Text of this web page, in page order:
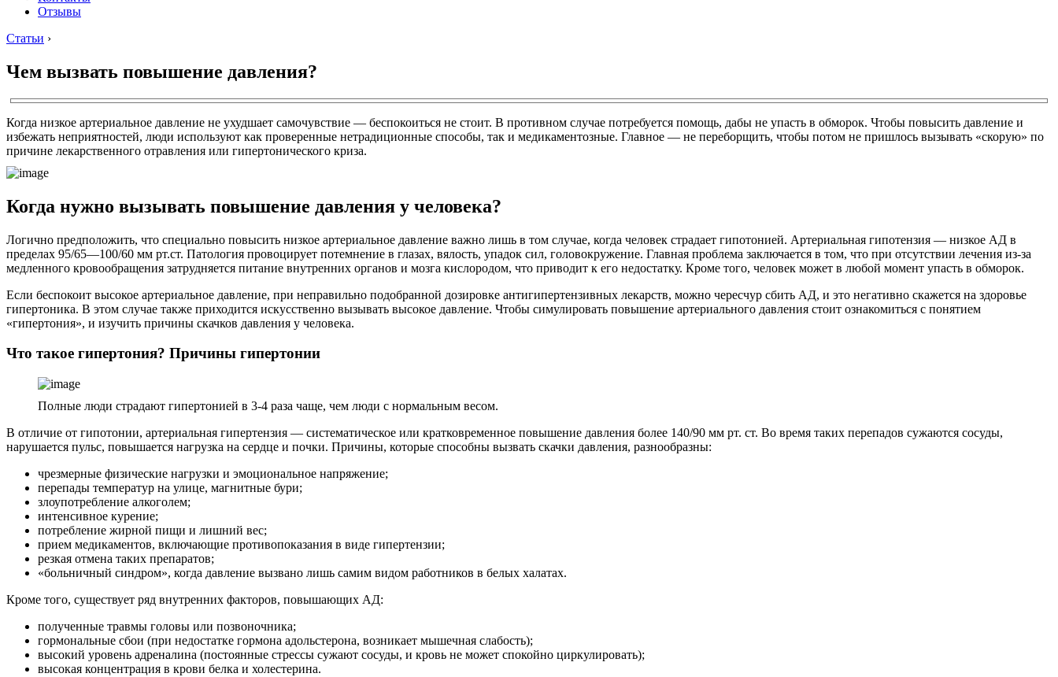
Отзывы
Статьи ›
Чем вызвать повышение давления?
Когда низкое артериальное давление не ухудшает самочувствие — беспокоиться не стоит. В противном случае потребуется помощь, дабы не упасть в обморок. Чтобы повысить давление и
избежать неприятностей, люди используют как проверенные нетрадиционные способы, так и медикаментозные. Главное — не переборщить, чтобы потом не пришлось вызывать «скорую» по
причине лекарственного отравления или гипертонического криза.
Когда нужно вызывать повышение давления у человека?
Логично предположить, что специально повысить низкое артериальное давление важно лишь в том случае, когда человек страдает гипотонией. Артериальная гипотензия — низкое АД в
пределах 95/65—100/60 мм рт.ст. Патология провоцирует потемнение в глазах, вялость, упадок сил, головокружение. Главная проблема заключается в том, что при отсутствии лечения из-за
медленного кровообращения затрудняется питание внутренних органов и мозга кислородом, что приводит к его недостатку. Кроме того, человек может в любой момент упасть в обморок.
Если беспокоит высокое артериальное давление, при неправильно подобранной дозировке антигипертензивных лекарств, можно чересчур сбить АД, и это негативно скажется на здоровье
гипертоника. В этом случае также приходится искусственно вызывать высокое давление. Чтобы симулировать повышение артериального давления стоит ознакомиться с понятием
«гипертония», и изучить причины скачков давления у человека.
Что такое гипертония? Причины гипертонии
Полные люди страдают гипертонией в 3-4 раза чаще, чем люди с нормальным весом.
В отличие от гипотонии, артериальная гипертензия — систематическое или кратковременное повышение давления более 140/90 мм рт. ст. Во время таких перепадов сужаются сосуды,
нарушается пульс, повышается нагрузка на сердце и почки. Причины, которые способны вызвать скачки давления, разнообразны:
чрезмерные физические нагрузки и эмоциональное напряжение;
перепады температур на улице, магнитные бури;
злоупотребление алкоголем;
интенсивное курение;
потребление жирной пищи и лишний вес;
прием медикаментов, включающие противопоказания в виде гипертензии;
резкая отмена таких препаратов;
«больничный синдром», когда давление вызвано лишь самим видом работников в белых халатах.
Кроме того, существует ряд внутренних факторов, повышающих АД:
полученные травмы головы или позвоночника;
гормональные сбои (при недостатке гормона адольстерона, возникает мышечная слабость);
высокий уровень адреналина (постоянные стрессы сужают сосуды, и кровь не может спокойно циркулировать);
высокая концентрация в крови белка и холестерина.